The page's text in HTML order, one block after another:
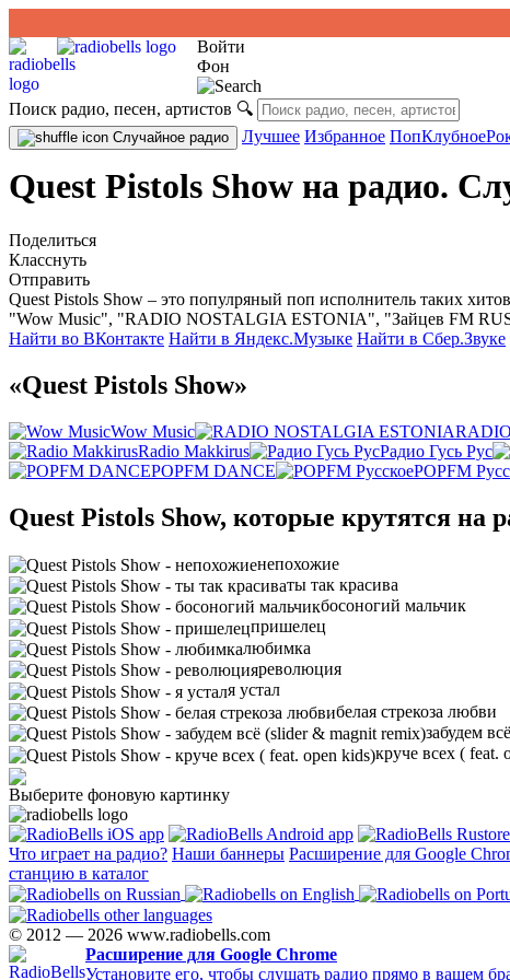
Войти
Фон
Поиск радио, песен, артистов 🔍
Случайное радио Лучшее Избранное ПопКлубное
Quest Pistols Show на радио.
Поделиться
Класснуть
Отправить
Quest Pistols Show – это популряный поп исполнитель таких
"Wow Music", "RADIO NOSTALGIA ESTONIA", "Зайцев FM
Найти во ВКонтакте Найти в Яндекс.Музыке Найти в Сбер.Звуке
«Quest Pistols Show»
Wow Music
Radio Makkirus
Радио Гусь Рус
POPFM DANCE
POPFM
Quest Pistols Show, которые крутятся на
непохожие
ты так красива
босоногий мальчик
пришелец
любимка
революция
я устал
белая стрекоза любви
забудем
круче всех ( feat.
Выберите фоновую картинку
Что играет на радио? Наши баннеры Расширение для Google
станцию в каталог
© 2012 — 2026 www.radiobells.com
Расширение для Google Chrome
Установите его, чтобы слушать радио прямо в вашем